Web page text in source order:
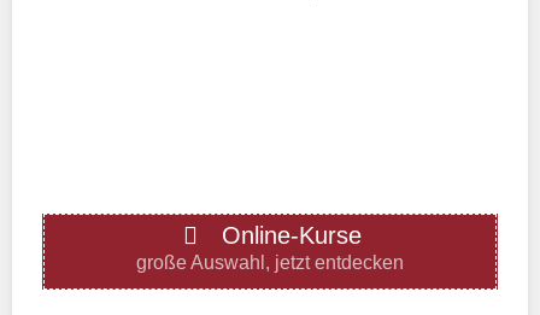
Donnerstag Online-Kurse
große Auswahl, jetzt entdecken